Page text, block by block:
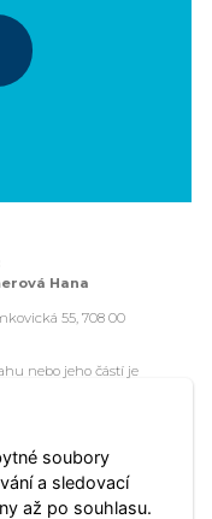
Hana
55, 708 00
nebo jeho částí je
Vyhledat
soubory
a sledovací
až po souhlasu.